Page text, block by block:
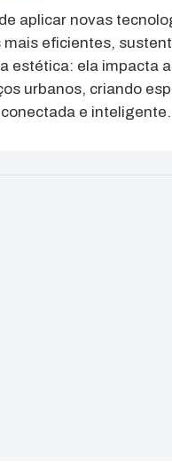
aplicar novas
eficientes,
estética: ela impacta
urbanos, criando
e inteligente.